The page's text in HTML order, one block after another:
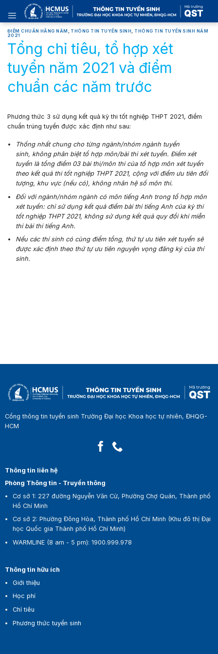
content
ĐIỂM CHUẨN HẰNG NĂM THÔNG TIN TUYỂN SINH
THÔNG TIN TUYỂN SINH NĂM
2021
Tổng chỉ tiêu, tổ hợp xét
tuyển năm 2021 và điểm
chuẩn các năm trước
Phương thức 3 sử dụng kết quả kỳ thi tốt nghiệp THPT 2021, điểm
chuẩn trúng tuyển được xác định như sau:
Thống nhất chung cho từng ngành/nhóm ngành tuyển
sinh, không phân biệt tổ hợp môn/bài thi xét tuyển. Điểm xét
tuyển là tổng điểm 03 bài thi/môn thi của tổ hợp môn xét tuyển
theo kết quả thi tốt nghiệp THPT 2021, cộng với điểm ưu tiên đối
tượng, khu vực (nếu có), không nhân hệ số môn thi.
Đối với ngành/nhóm ngành có môn tiếng Anh trong tổ hợp môn
xét tuyển: chỉ sử dụng kết quả điểm bài thi tiếng Anh của kỳ thi
tốt nghiệp THPT 2021, không sử dụng kết quả quy đổi khi miễn
thi bài thi tiếng Anh.
Nếu các thí sinh có cùng điểm tổng, thứ tự ưu tiên xét tuyển sẽ
được xác định theo thứ tự ưu tiên nguyện vọng đăng ký của thí
sinh.
Cổng thông tin tuyển sinh Trường Đại học Khoa học tự nhiên, ĐHQG-
HCM
Thông tin liên hệ
Phòng Thông tin - Truyền thông
Cơ sở 1: 227 đường Nguyễn Văn Cừ, Phường Chợ Quán, Thành phố
Hồ Chí Minh
Cơ sở 2: Phường Đông Hòa, Thành phố Hồ Chí Minh (Khu đô thị Đại
học Quốc gia Thành phố Hồ Chí Minh)
WARMLINE (8 am - 5 pm):1900.999.978
Thông tin hữu ích
Giới thiệu
Học phí
Chỉ tiêu
Phương thức tuyển sinh